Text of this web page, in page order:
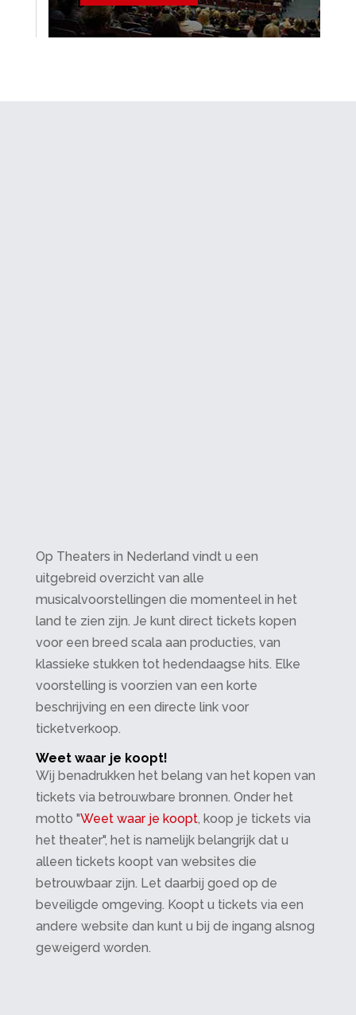
Op Theaters in Nederland vindt u een
uitgebreid overzicht van alle
musicalvoorstellingen die momenteel in het
land te zien zijn. Je kunt direct tickets kopen
voor een breed scala aan producties, van
klassieke stukken tot hedendaagse hits. Elke
voorstelling is voorzien van een korte
beschrijving en een directe link voor
ticketverkoop.
Weet waar je koopt!
Wij benadrukken het belang van het kopen van
tickets via betrouwbare bronnen. Onder het
motto "Weet waar je koopt, koop je tickets via
het theater", het is namelijk belangrijk dat u
alleen tickets koopt van websites die
betrouwbaar zijn. Let daarbij goed op de
beveiligde omgeving. Koopt u tickets via een
andere website dan kunt u bij de ingang alsnog
geweigerd worden.